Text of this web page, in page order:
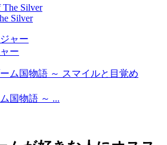
Silver
ー
国物語 ～ ...